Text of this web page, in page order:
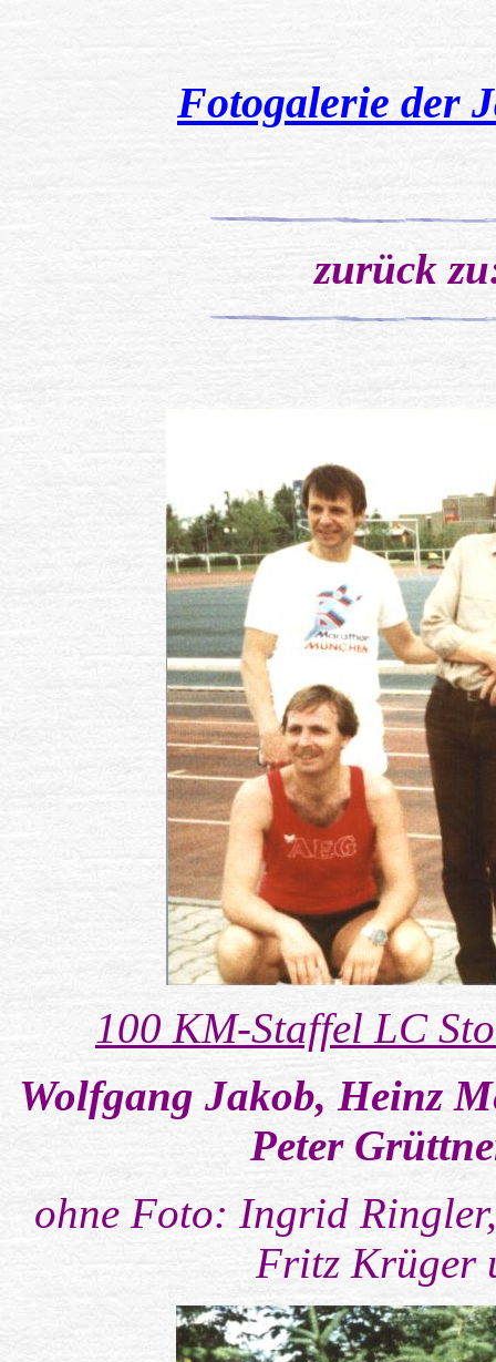
Fotogalerie der
zurück
100 KM-Staffel LC
Wolfgang Jakob, Heinz
Peter
ohne Foto: Ingrid
Fritz Krüger